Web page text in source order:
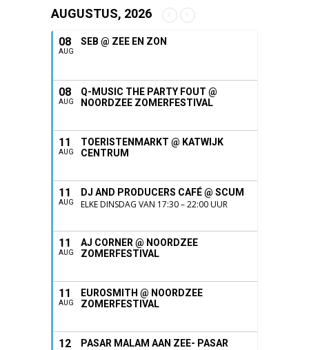
AUGUSTUS, 2026
08
AUG
SEB @ ZEE EN ZON
08
AUG
Q-MUSIC THE PARTY FOUT @
NOORDZEE ZOMERFESTIVAL
11
AUG
TOERISTENMARKT @ KATWIJK
CENTRUM
11
AUG
DJ AND PRODUCERS CAFÉ @ SCUM
ELKE DINSDAG VAN 17:30 – 22:00 UUR
11
AUG
AJ CORNER @ NOORDZEE
ZOMERFESTIVAL
11
AUG
EUROSMITH @ NOORDZEE
ZOMERFESTIVAL
12
PASAR MALAM AAN ZEE- PASAR